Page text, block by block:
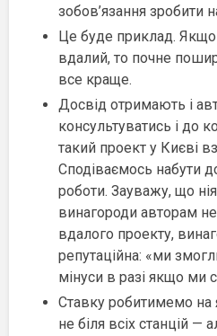
зобов’язання
Це буде приклад.
вдалий, то почне
все краще.
Досвід отримають і
консультуватись і до
такий проект у Києві
Сподіваємось набути
роботи. Зауважу, що
винагороди авторам
вдалого проекту,
репутаційна: «ми
мінуси в разі якщо ми
Ставку робитимемо
не біля всіх станцій —